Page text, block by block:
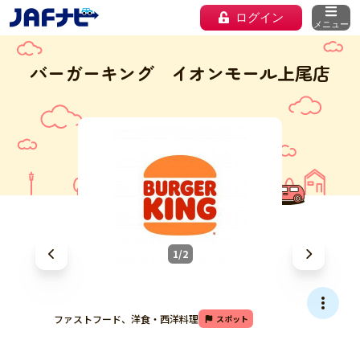
ログイン メニュー
バーガーキング イオンモール上尾店
1/2
ファストフード、洋食・西洋料理 スポット